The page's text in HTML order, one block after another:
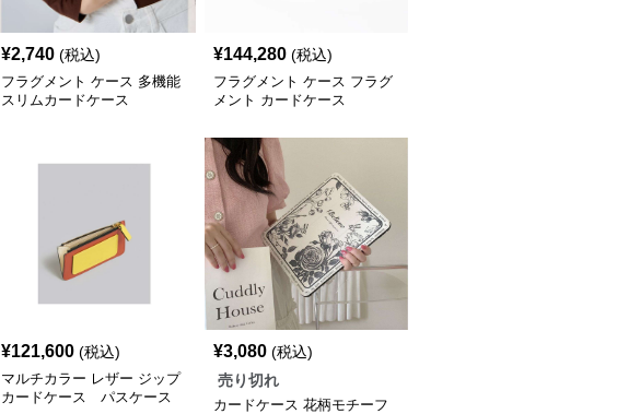
¥2,740 (税込)
フラグメント ケース 多機能
スリムカードケース
¥144,280 (税込)
フラグメント ケース フラグ
メント カードケース
¥121,600 (税込)
マルチカラー レザー ジップ
カードケース パスケース
¥3,080 (税込)
売り切れ
カードケース 花柄モチーフ